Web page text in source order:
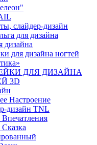
слайдер-дизайн
для дизайна
дизайна
для дизайна ногтей
ДЛЯ ДИЗАЙНА
3D
Настроение
дизайн TNL